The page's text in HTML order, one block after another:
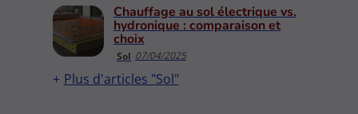
Sol 07/04/2025
Chauffage au sol électrique vs.
hydronique : comparaison et
choix
Plus d'articles "Sol"